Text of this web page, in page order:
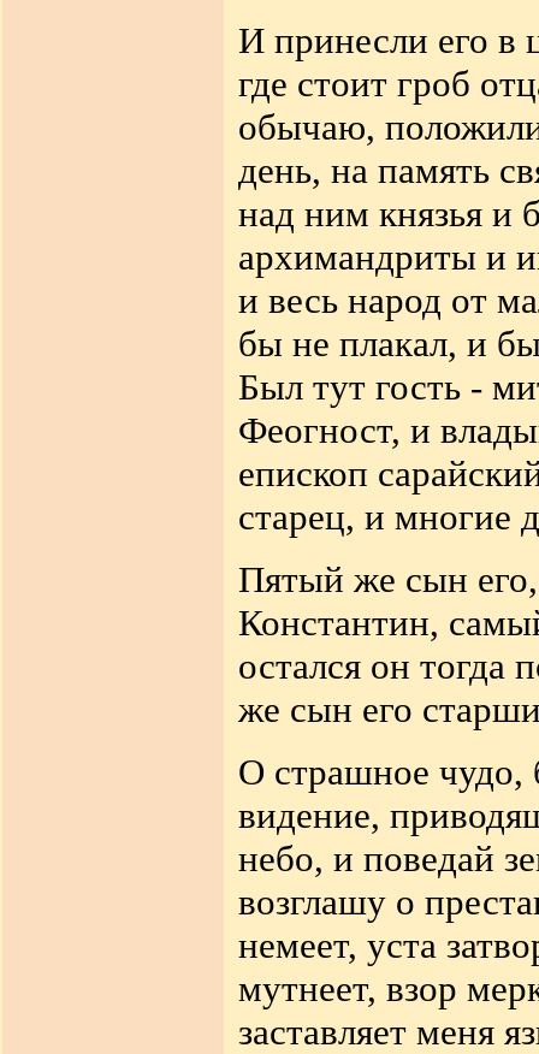
И принесли его в
где стоит гроб
обычаю,
день, на память
над ним князья и
архимандриты и
и весь народ от
бы не плакал, и
Был тут гость -
Феогност, и
епископ
старец, и многие
Пятый же сын
Константин,
остался он тогда
же сын его
О страшное чудо,
видение,
небо, и поведай
возглашу о
немеет, уста
мутнеет, взор
заставляет меня